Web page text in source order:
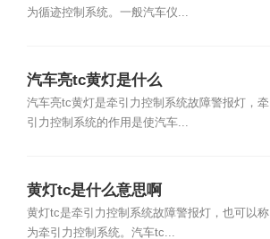
为循迹控制系统。一般汽车仪...
汽车亮tc黄灯是什么
汽车亮tc黄灯是牵引力控制系统故障警报灯，牵
引力控制系统的作用是使汽车...
黄灯tc是什么意思啊
黄灯tc是牵引力控制系统故障警报灯，也可以称
为牵引力控制系统。汽车tc...